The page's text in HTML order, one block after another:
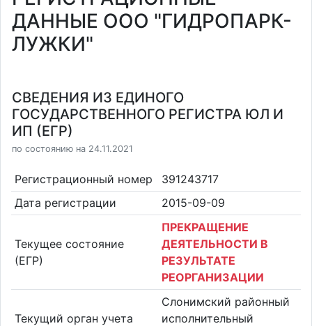
ДАННЫЕ ООО "ГИДРОПАРК-
ЛУЖКИ"
СВЕДЕНИЯ ИЗ ЕДИНОГО
ГОСУДАРСТВЕННОГО РЕГИСТРА ЮЛ И
ИП (ЕГР)
по состоянию на 24.11.2021
Регистрационный номер
391243717
Дата регистрации
2015-09-09
Текущее состояние
(ЕГР)
ПРЕКРАЩЕНИЕ
ДЕЯТЕЛЬНОСТИ В
РЕЗУЛЬТАТЕ
РЕОРГАНИЗАЦИИ
Текущий орган учета
Слонимский районный
исполнительный